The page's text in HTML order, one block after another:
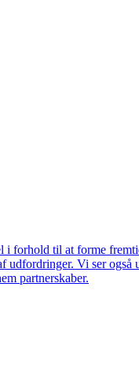
forhold til at forme
Vi ser
partnerskaber.